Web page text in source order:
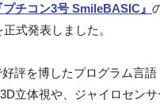
プチコン3号 SmileBASIC』
式発表しました。
評を博したプログラム言語
立体視や、ジャイロセンサ